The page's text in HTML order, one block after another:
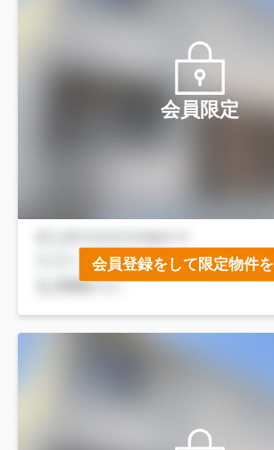
会員限定
会員登録をして限定物件